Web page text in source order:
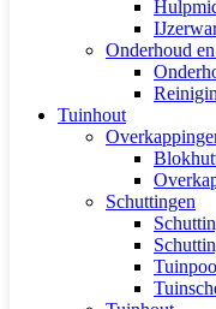
Onderhoud
Tuinhout
Schuttingen